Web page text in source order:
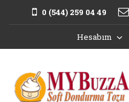
0 (544) 259 04 49
Hesabım